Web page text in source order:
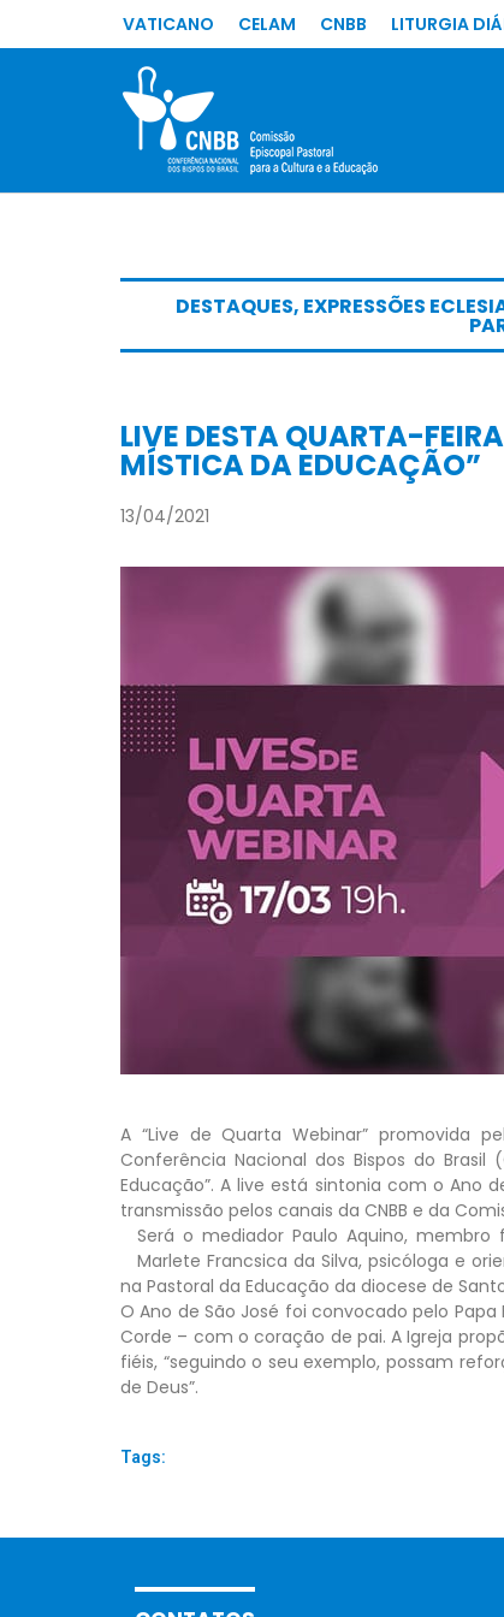
VATICANO CELAM CNBB LITURGIA
DESTAQUES, EXPRESSÕES
LIVE DESTA QUARTA-
MÍSTICA DA EDUCAÇÃO”
13/04/2021
A “Live de Quarta Webinar” promovida
Conferência Nacional dos Bispos do
Educação”. A live está sintonia com o Ano
transmissão pelos canais da CNBB e da
Será o mediador Paulo Aquino,
Marlete Francsica da Silva, psicóloga e
na Pastoral da Educação da diocese de
O Ano de São José foi convocado pelo
Corde – com o coração de pai. A Igreja
fiéis, “seguindo o seu exemplo, possam
de Deus”.
Tags: